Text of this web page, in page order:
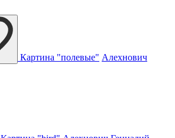
Картина "полевые" Алехнович